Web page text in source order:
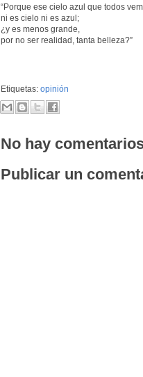
“Porque ese cielo azul que todos
ni es cielo ni es azul;
¿y es menos grande,
por no ser realidad, tanta belleza?”
Etiquetas: opinión
No hay
Publicar un